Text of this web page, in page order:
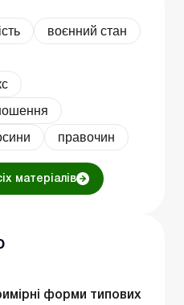
воєнний стан
правочин
матеріалів
форми типових